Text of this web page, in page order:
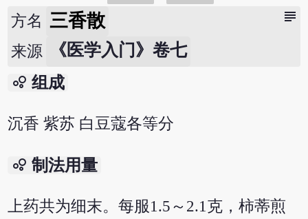
subject
方名 三香散
来源 《医学入门》卷七
bubble_chart 组成
沉香 紫苏 白豆蔻各等分
bubble_chart 制法用量
上药共为细末。每服1.5～2.1克，柿蒂煎